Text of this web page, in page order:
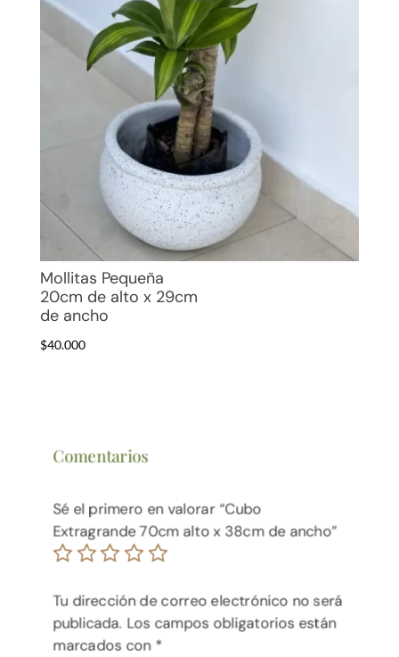
Mollitas Pequeña
20cm de alto x 29cm
de ancho
$40.000
Comentarios
Sé el primero en valorar “Cubo
Extragrande 70cm alto x 38cm de ancho”
Tu dirección de correo electrónico no será
publicada. Los campos obligatorios están
marcados con *